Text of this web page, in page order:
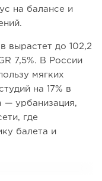
на балансе и
вырастет до 102,2
7,5%. В России
мягких
на 17% в
— урбанизация,
где
балета и